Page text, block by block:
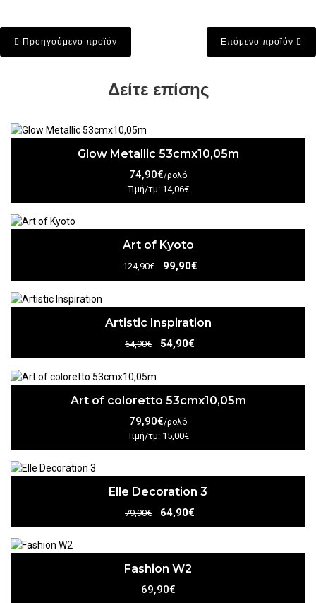
Προηγούμενο προϊόν Επόμενο προϊόν
Δείτε επίσης
Glow Metallic 53cmx10,05m
74,90€/ρολό
Τιμή/τμ: 14,06€
Art of Kyoto
124,90€ 99,90€
Artistic Inspiration
64,90€ 54,90€
Art of coloretto 53cmx10,05m
79,90€/ρολό
Τιμή/τμ: 15,00€
Elle Decoration 3
79,90€ 64,90€
Fashion W2
69,90€